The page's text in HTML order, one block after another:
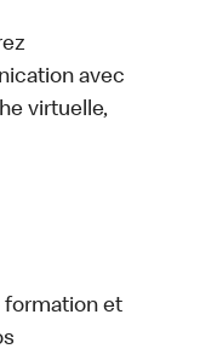
avec
virtuelle,
formation et